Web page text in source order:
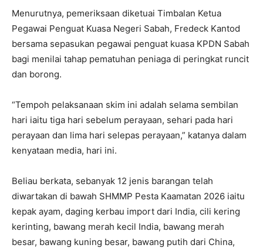
Menurutnya, pemeriksaan diketuai Timbalan Ketua
Pegawai Penguat Kuasa Negeri Sabah, Fredeck Kantod
bersama sepasukan pegawai penguat kuasa KPDN Sabah
bagi menilai tahap pematuhan peniaga di peringkat runcit
dan borong.
“Tempoh pelaksanaan skim ini adalah selama sembilan
hari iaitu tiga hari sebelum perayaan, sehari pada hari
perayaan dan lima hari selepas perayaan,” katanya dalam
kenyataan media, hari ini.
Beliau berkata, sebanyak 12 jenis barangan telah
diwartakan di bawah SHMMP Pesta Kaamatan 2026 iaitu
kepak ayam, daging kerbau import dari India, cili kering
kerinting, bawang merah kecil India, bawang merah
besar, bawang kuning besar, bawang putih dari China,